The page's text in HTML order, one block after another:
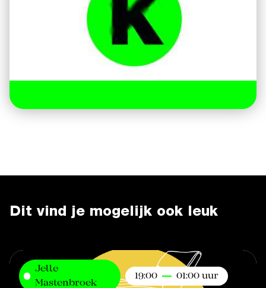
Dit vind je mogelijk ook leuk
Jelle
Mastenbroek
19:00 01:00 uur